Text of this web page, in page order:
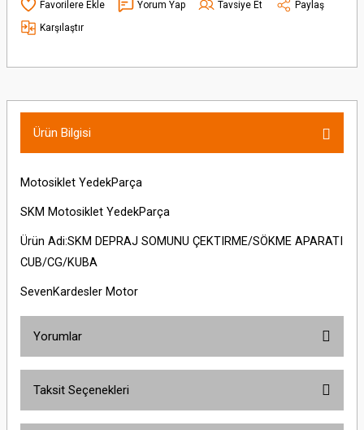
Yorum Yap Tavsiye Et
Paylaş
Karşılaştır
Ürün Bilgisi
Motosiklet YedekParça
SKM Motosiklet YedekParça
Ürün Adi:SKM DEPRAJ SOMUNU ÇEKTIRME/SÖKME APARATI
CUB/CG/KUBA
SevenKardesler Motor
Yorumlar
Taksit Seçenekleri